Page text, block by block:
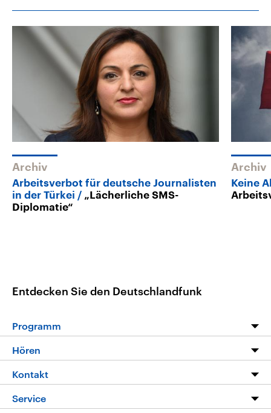
Archiv
Arbeitsverbot für deutsche Journalisten
in der Türkei
„Lächerliche SMS-
Diplomatie“
Archiv
Keine
Entdecken Sie den Deutschlandfunk
Programm
Programm
Die Nachrichten
Nachrichtenleicht
Hören
Livestream
Podcasts
Kontakt
Hörerservice
Service